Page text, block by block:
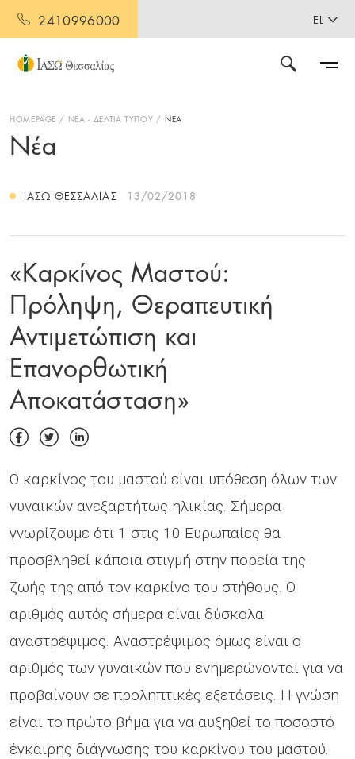
2410996000 EL
HOMEPAGE ΝΕΑ - ΔΕΛΤΙΑ ΤΥΠΟΥ ΝΕΑ
Νέα
ΙΑΣΩ ΘΕΣΣΑΛΊΑΣ 13/02/2018
«Καρκίνος Μαστού:
Πρόληψη, Θεραπευτική
Αντιμετώπιση και
Επανορθωτική
Αποκατάσταση»
Ο καρκίνος του μαστού είναι υπόθεση όλων των
γυναικών ανεξαρτήτως ηλικίας. Σήμερα
γνωρίζουμε ότι 1 στις 10 Ευρωπαίες θα
προσβληθεί κάποια στιγμή στην πορεία της
ζωής της από τον καρκίνο του στήθους. Ο
αριθμός αυτός σήμερα είναι δύσκολα
αναστρέψιμος. Αναστρέψιμος όμως είναι ο
αριθμός των γυναικών που ενημερώνονται για να
προβαίνουν σε προληπτικές εξετάσεις. Η γνώση
είναι το πρώτο βήμα για να αυξηθεί το ποσοστό
έγκαιρης διάγνωσης του καρκίνου του μαστού.